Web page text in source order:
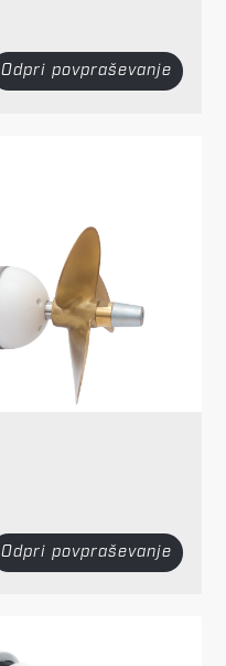
Odpri povpraševanje
Odpri povpraševanje